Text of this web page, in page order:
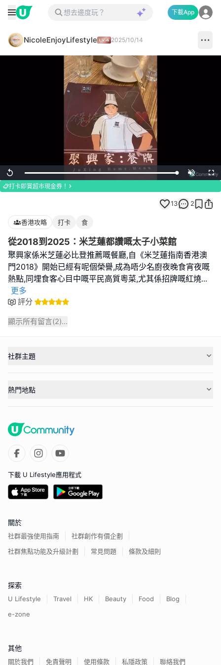
下載App
NicoleEnjoyLifestyle 2025/10/14
Replay Loaded:
100.00%
Unmute
打卡即賞超市現金券！
13 2
香港攻略 打卡 食
從2018到2025：米芝蓮都讚嘅太子小菜館
聚興家係米芝蓮必比登推薦嘅餐廳,自《米芝蓮指南香港澳
門2018》開始已經有呢個榮譽,成為唔少名廚夜晚食宵夜嘅
熱點,同埋食客心目中嘅平民高質粵菜,尤其係招牌嘅紅燒...
更多
評分
顯示所有留言(2)...
社群主題
熱門地點
下載 U Lifestyle應用程式
關於
社群最強使用指南
社群創作有價企劃
社群焦點功能及升級計劃
常見問題 條款及細則
探索
U Lifestyle Travel HK Beauty Food
Blog
e-zone
其他
關於我們 免責聲明 使用條款 私隱政策 聯絡我們